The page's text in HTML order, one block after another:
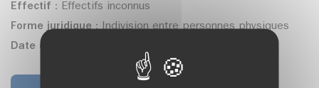
Effectif : Effectifs inconnus
Forme juridique :Indivision entre personnes physiques
Date de création :